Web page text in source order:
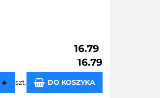
16.79
16.79
szt. DO KOSZYKA